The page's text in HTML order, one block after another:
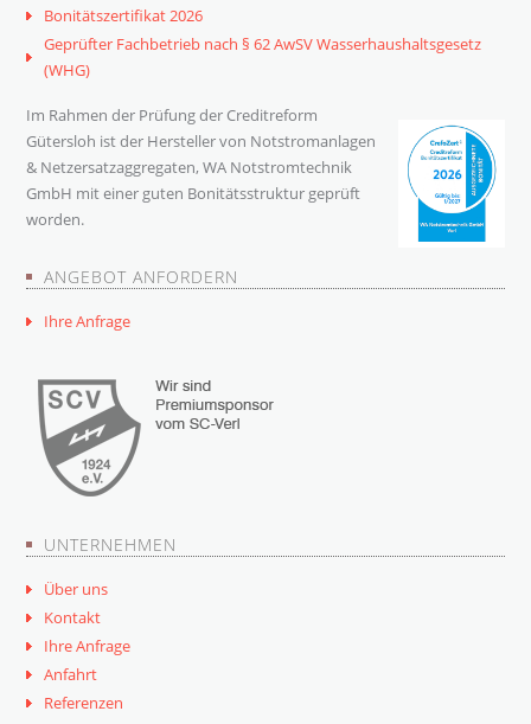
Bonitätszertifikat 2026
Geprüfter Fachbetrieb nach § 62 AwSV Wasserhaushaltsgesetz
(WHG)
Im Rahmen der Prüfung der Creditreform
Gütersloh ist der Hersteller von Notstromanlagen
& Netzersatzaggregaten, WA Notstromtechnik
GmbH mit einer guten Bonitätsstruktur geprüft
worden.
ANGEBOT ANFORDERN
Ihre Anfrage
UNTERNEHMEN
Über uns
Kontakt
Ihre Anfrage
Anfahrt
Referenzen